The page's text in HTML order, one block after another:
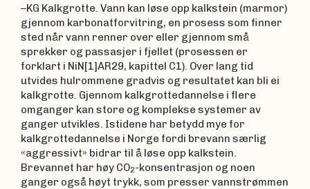
–KG Kalkgrotte. Vann kan løse opp kalkstein (marmor)
gjennom karbonatforvitring, en prosess som finner
sted når vann renner over eller gjennom små
sprekker og passasjer i fjellet (prosessen er
forklart i NiN[1]AR29, kapittel C1). Over lang tid
utvides hulrommene gradvis og resultatet kan bli ei
kalkgrotte. Gjennom kalkgrottedannelse i flere
omganger kan store og komplekse systemer av
ganger utvikles. Istidene har betydd mye for
kalkgrottedannelse i Norge fordi brevann særlig
«aggressivt» bidrar til å løse opp kalkstein.
Brevannet har høy CO2-konsentrasjon og noen
ganger også høyt trykk, som presser vannstrømmen